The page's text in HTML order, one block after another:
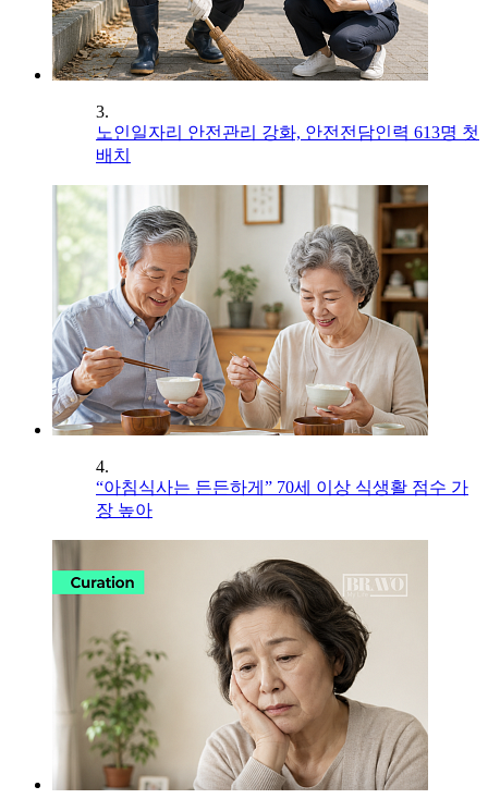
3.
노인일자리 안전관리 강화, 안전전담인력 613명 첫
배치
4.
“아침식사는 든든하게” 70세 이상 식생활 점수 가
장 높아